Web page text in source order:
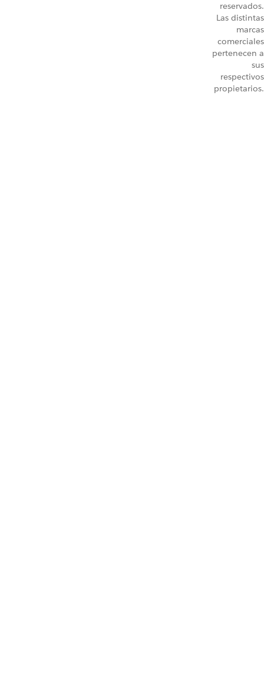
reservados.
Las distintas
marcas
comerciales
pertenecen a
sus
respectivos
propietarios.